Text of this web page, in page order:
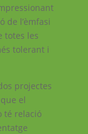
de l’èmfasi
totes les
tolerant i
projectes
el
té relació